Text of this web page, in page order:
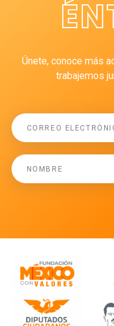
Únete, conoce más
trabajemos